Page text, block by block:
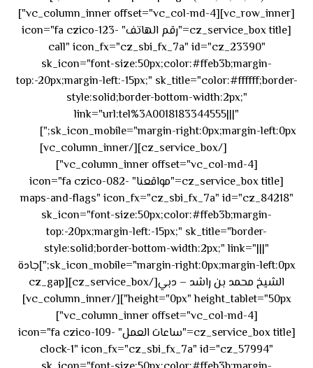
[vc_row_inner][vc_column_inner offset="vc_col-md-4"]
[cz_service_box title="رقم الهاتف" icon="fa czico-123-
call" icon_fx="cz_sbi_fx_7a" id="cz_23390"
sk_icon="font-size:50px;color:#ffeb3b;margin-
top:-20px;margin-left:-15px;" sk_title="color:#ffffff;border-
style:solid;border-bottom-width:2px;"
link="url:tel%3A0018183344555|||"
sk_icon_mobile="margin-right:0px;margin-left:0px;"]
[/cz_service_box][/vc_column_inner]
[vc_column_inner offset="vc_col-md-4"]
[cz_service_box title="مواقعنا" icon="fa czico-082-
maps-and-flags" icon_fx="cz_sbi_fx_7a" id="cz_84218"
sk_icon="font-size:50px;color:#ffeb3b;margin-
top:-20px;margin-left:-15px;" sk_title="border-
style:solid;border-bottom-width:2px;" link="|||"
sk_icon_mobile="margin-right:0px;margin-left:0px;"]جادة
الشيخ محمد بن راشد – دبي[/cz_service_box][cz_gap
height="0px" height_tablet="50px"][/vc_column_inner]
[vc_column_inner offset="vc_col-md-4"]
[cz_service_box title="ساعات العمل" icon="fa czico-109-
clock-1" icon_fx="cz_sbi_fx_7a" id="cz_57994"